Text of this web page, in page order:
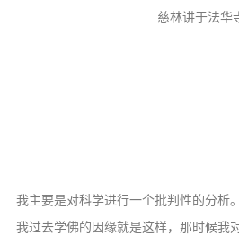
音频视频
慈林讲于法华
我主要是对科学进行一个批判性的分析
我过去学佛的因缘就是这样，那时候我